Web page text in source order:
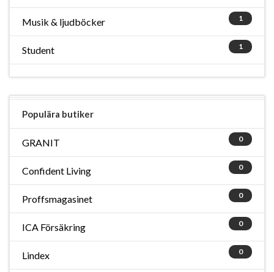
1
Musik & ljudböcker
1
Student
Populära butiker
0
GRANIT
0
Confident Living
0
Proffsmagasinet
0
ICA Försäkring
0
Lindex